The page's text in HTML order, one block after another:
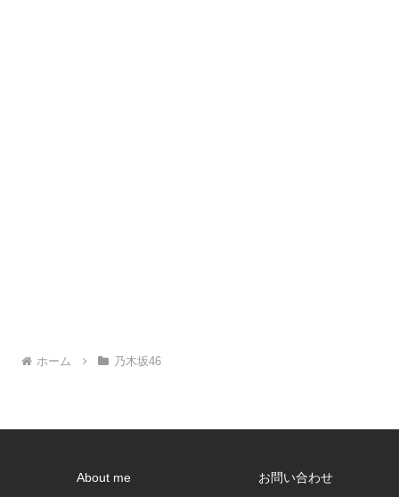
ホーム 乃木坂46
About me
お問い合わせ